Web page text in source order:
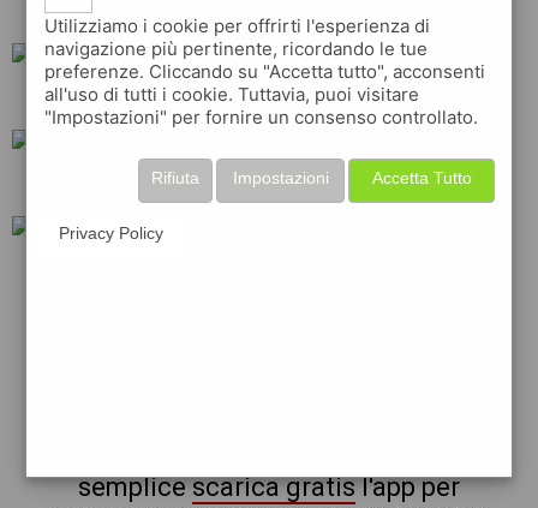
api
ip tamoil erg
q8 esso
semplicescarica gratisl'app per
Utilizziamo i cookie per offrirti l'esperienza di
navigazione più pertinente, ricordando le tue
preferenze. Cliccando su "Accetta tutto", acconsenti
all'uso di tutti i cookie. Tuttavia, puoi visitare
"Impostazioni" per fornire un consenso controllato.
Accetta Tutto
Impostazioni
Rifiuta
Privacy Policy